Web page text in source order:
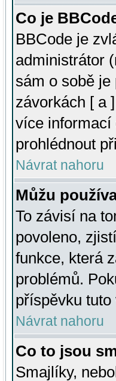
Co je
BBCode je
administrátor
sám o sobě
závorkách [ a
více informací
prohlédnout
Návrat nahoru
Můžu
To závisí na
povoleno,
funkce, která
problémů.
příspěvku tuto
Návrat nahoru
Co to jsou
Smajlíky,